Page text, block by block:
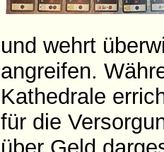
und wehrt
angreifen.
Kathedrale
für die